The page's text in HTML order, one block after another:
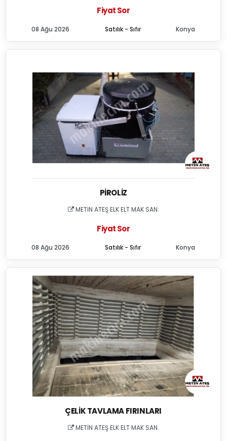
Fiyat Sor
Satılık - Sıfır
08 Ağu 2026 Konya
PIROLIZ
METİN ATEŞ ELK ELT MAK SAN.
Fiyat Sor
Satılık - Sıfır
08 Ağu 2026 Konya
ÇELIK TAVLAMA FIRINLARI
METİN ATEŞ ELK ELT MAK SAN.